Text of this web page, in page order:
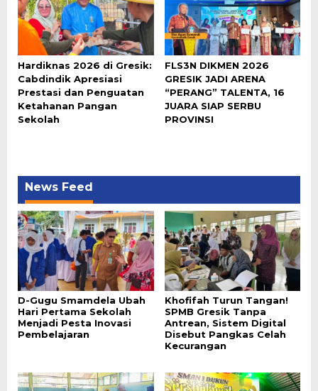
Hardiknas 2026 di Gresik:
Cabdindik Apresiasi
Prestasi dan Penguatan
Ketahanan Pangan
Sekolah
FLS3N DIKMEN 2026
GRESIK JADI ARENA
“PERANG” TALENTA, 16
JUARA SIAP SERBU
PROVINSI
News Feed
D-Gugu Smamdela Ubah
Hari Pertama Sekolah
Menjadi Pesta Inovasi
Pembelajaran
Khofifah Turun Tangan!
SPMB Gresik Tanpa
Antrean, Sistem Digital
Disebut Pangkas Celah
Kecurangan